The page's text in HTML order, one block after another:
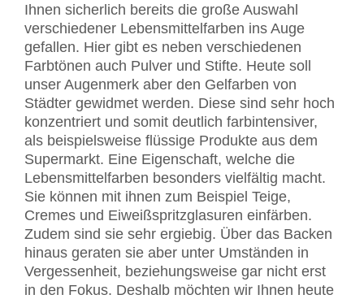
Ihnen sicherlich bereits die große Auswahl
verschiedener Lebensmittelfarben ins Auge
gefallen. Hier gibt es neben verschiedenen
Farbtönen auch Pulver und Stifte. Heute soll
unser Augenmerk aber den Gelfarben von
Städter gewidmet werden. Diese sind sehr hoch
konzentriert und somit deutlich farbintensiver,
als beispielsweise flüssige Produkte aus dem
Supermarkt. Eine Eigenschaft, welche die
Lebensmittelfarben besonders vielfältig macht.
Sie können mit ihnen zum Beispiel Teige,
Cremes und Eiweißspritzglasuren einfärben.
Zudem sind sie sehr ergiebig. Über das Backen
hinaus geraten sie aber unter Umständen in
Vergessenheit, beziehungsweise gar nicht erst
in den Fokus. Deshalb möchten wir Ihnen heute